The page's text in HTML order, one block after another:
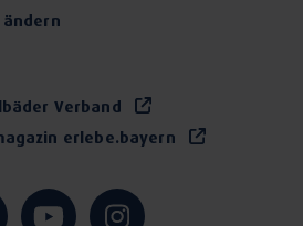
ändern
Verband
erlebe.bayern